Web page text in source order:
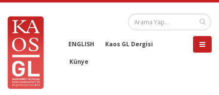
ENGLISH Kaos GL Dergisi
Künye